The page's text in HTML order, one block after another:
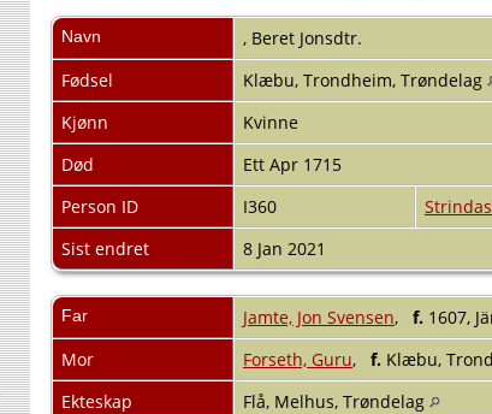
Navn , Beret Jonsdtr.
Fødsel
Klæbu, Trondheim, Trøndelag
Kjønn
Kvinne
Død
Ett Apr 1715
Person ID
I360
Sist endret
8 Jan 2021
Far Jamte, Jon Svensen, f. 1607,
Mor
Forseth, Guru, f. Klæbu,
Ekteskap
Flå, Melhus, Trøndelag